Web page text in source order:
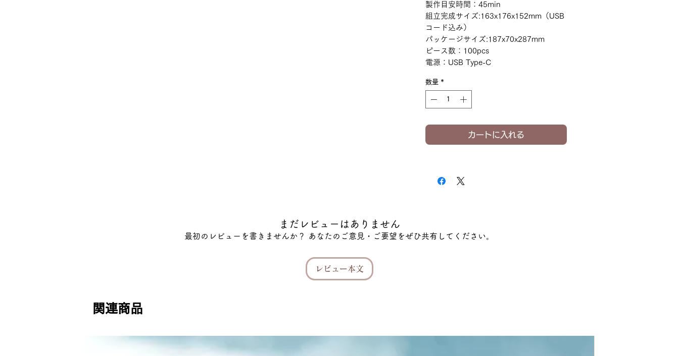
製作目安時間：45min
組立完成サイズ:163x176x152mm（USB
コード込み）
パッケージサイズ:187x70x287mm
ピース数：100pcs
電源：USB Type-C
数量 *
カートに入れる
まだレビューはありません
最初のレビューを書きませんか？ あなたのご意見・ご要望をぜひ共有してください。
レビュー本文
関連商品